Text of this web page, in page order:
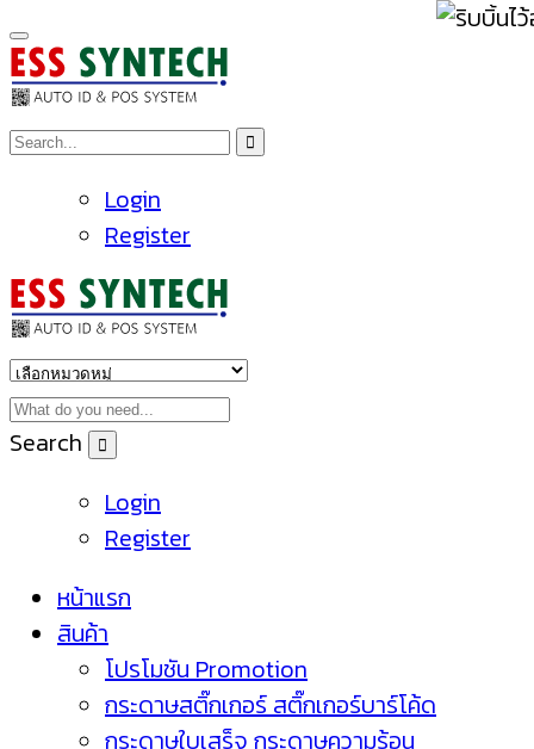
Login
Register
Search
Login
Register
หน้าแรก
สินค้า
โปรโมชัน Promotion
กระดาษสติ๊กเกอร์ สติ๊กเกอร์บาร์โค้ด
กระดาษใบเสร็จ กระดาษความร้อน